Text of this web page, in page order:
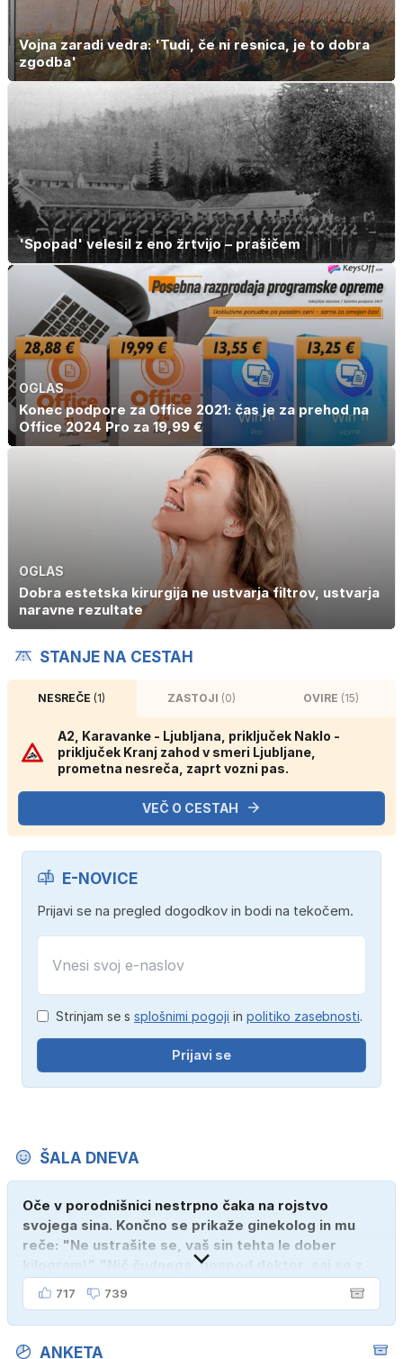
Vojna zaradi vedra: 'Tudi, če ni resnica, je to dobra
zgodba'
'Spopad' velesil z eno žrtvijo – prašičem
OGLAS
Konec podpore za Office 2021: čas je za prehod na
Office 2024 Pro za 19,99 €
OGLAS
Dobra estetska kirurgija ne ustvarja filtrov, ustvarja
naravne rezultate
STANJE NA CESTAH
NESREČE(1) ZASTOJI (0) OVIRE (15)
A2, Karavanke - Ljubljana, priključek Naklo -
priključek Kranj zahod v smeri Ljubljane,
prometna nesreča, zaprt vozni pas.
VEČ O CESTAH
E-NOVICE
Prijavi se na pregled dogodkov in bodi na tekočem.
Strinjam se s splošnimi pogoji in politiko zasebnosti.
Prijavi se
ŠALA DNEVA
Oče v porodnišnici nestrpno čaka na rojstvo
svojega sina. Končno se prikaže ginekolog in mu
reče: "Ne ustrašite se, vaš sin tehta le dober
kilogram!" "Nič čudnega, gospod doktor, saj se z
ženo poznava šele tri mesece."
717 739
ANKETA